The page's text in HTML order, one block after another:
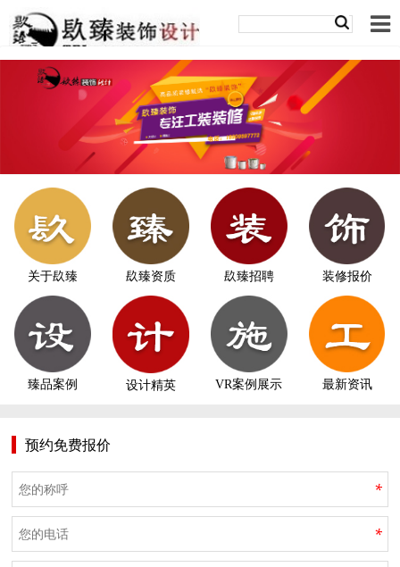
关于镹臻 镹臻资质 镹臻招聘 装修报价
臻品案例 设计精英 VR案例展示 最新资讯
预约免费报价
*
*